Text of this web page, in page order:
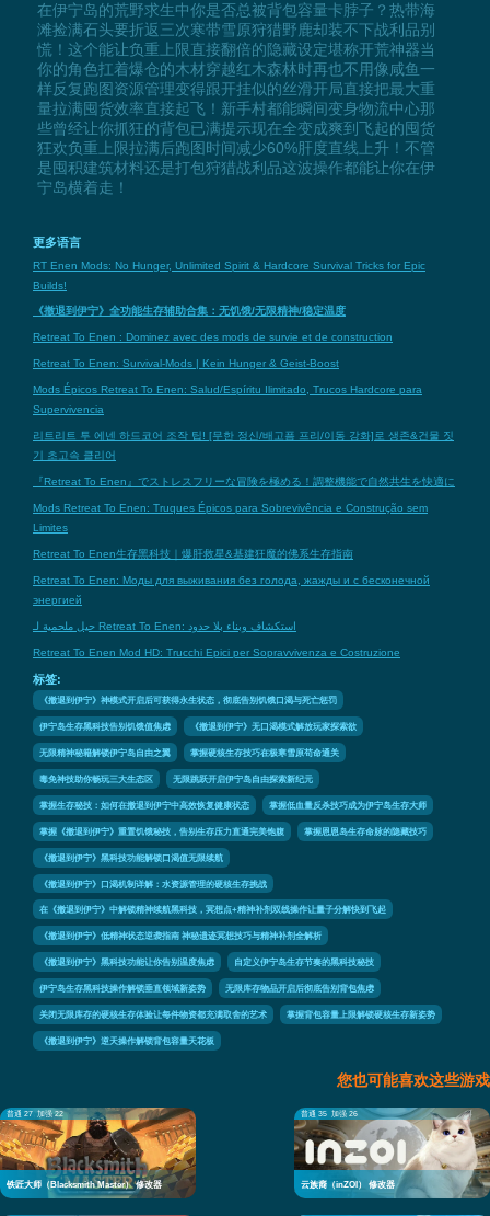
在伊宁岛的荒野求生中你是否总被背包容量卡脖子？热带海
滩捡满石头要折返三次寒带雪原狩猎野鹿却装不下战利品别
慌！这个能让负重上限直接翻倍的隐藏设定堪称开荒神器当
你的角色扛着爆仓的木材穿越红木森林时再也不用像咸鱼一
样反复跑图资源管理变得跟开挂似的丝滑开局直接把最大重
量拉满囤货效率直接起飞！新手村都能瞬间变身物流中心那
些曾经让你抓狂的背包已满提示现在全变成爽到飞起的囤货
狂欢负重上限拉满后跑图时间减少60%肝度直线上升！不管
是囤积建筑材料还是打包狩猎战利品这波操作都能让你在伊
宁岛横着走！
更多语言
RT Enen Mods: No Hunger, Unlimited Spirit & Hardcore Survival Tricks for Epic
Builds!
《撤退到伊宁》全功能生存辅助合集：无饥饿/无限精神/稳定温度
Retreat To Enen : Dominez avec des mods de survie et de construction
Retreat To Enen: Survival-Mods | Kein Hunger & Geist-Boost
Mods Épicos Retreat To Enen: Salud/Espíritu Ilimitado, Trucos Hardcore para
Supervivencia
리트리트 투 에넨 하드코어 조작 팁! [무한 정신/배고픔 프리/이동 강화]로 생존&건물 짓
기 초고속 클리어
『Retreat To Enen』でストレスフリーな冒険を極める！調整機能で自然共生を快適に
Mods Retreat To Enen: Truques Épicos para Sobrevivência e Construção sem
Limites
Retreat To Enen生存黑科技｜爆肝救星&基建狂魔的佛系生存指南
Retreat To Enen: Моды для выживания без голода, жажды и с бесконечной
энергией
حيل ملحمية لـ Retreat To Enen: استكشاف وبناء بلا حدود
Retreat To Enen Mod HD: Trucchi Epici per Sopravvivenza e Costruzione
标签:
《撤退到伊宁》神模式开启后可获得永生状态，彻底告别饥饿口渴与死亡惩罚
伊宁岛生存黑科技告别饥饿值焦虑 《撤退到伊宁》无口渴模式解放玩家探索欲
无限精神秘籍解锁伊宁岛自由之翼 掌握硬核生存技巧在极寒雪原苟命通关
毒免神技助你畅玩三大生态区 无限跳跃开启伊宁岛自由探索新纪元
掌握生存秘技：如何在撤退到伊宁中高效恢复健康状态 掌握低血量反杀技巧成为伊宁岛生存大师
掌握《撤退到伊宁》重置饥饿秘技，告别生存压力直通完美饱腹 掌握恩恩岛生存命脉的隐藏技巧
《撤退到伊宁》黑科技功能解锁口渴值无限续航
《撤退到伊宁》口渴机制详解：水资源管理的硬核生存挑战
在《撤退到伊宁》中解锁精神续航黑科技，冥想点+精神补剂双线操作让量子分解快到飞起
《撤退到伊宁》低精神状态逆袭指南 神秘遗迹冥想技巧与精神补剂全解析
《撤退到伊宁》黑科技功能让你告别温度焦虑 自定义伊宁岛生存节奏的黑科技秘技
伊宁岛生存黑科技操作解锁垂直领域新姿势 无限库存物品开启后彻底告别背包焦虑
关闭无限库存的硬核生存体验让每件物资都充满取舍的艺术 掌握背包容量上限解锁硬核生存新姿势
《撤退到伊宁》逆天操作解锁背包容量天花板
您也可能喜欢这些游戏
普通 27 加强 22
铁匠大师（Blacksmith Master） 修改器
普通 35 加强 26
云族裔（inZOI） 修改器